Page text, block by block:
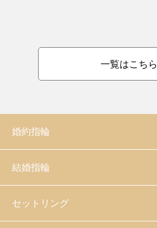
一覧はこちら
婚約指輪
結婚指輪
セットリング